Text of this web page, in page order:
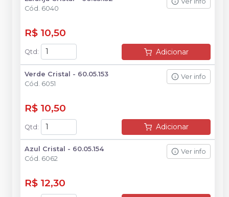
Cód. 6040
R$ 10,50
Qtd: Adicionar
Verde Cristal - 60.05.153
Cód. 6051
Ver info
R$ 10,50
Qtd: Adicionar
Azul Cristal - 60.05.154
Cód. 6062
Ver info
R$ 12,30